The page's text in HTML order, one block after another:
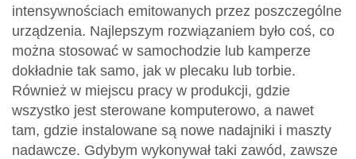
intensywnościach emitowanych przez poszczególne
urządzenia. Najlepszym rozwiązaniem było coś, co
można stosować w samochodzie lub kamperze
dokładnie tak samo, jak w plecaku lub torbie.
Również w miejscu pracy w produkcji, gdzie
wszystko jest sterowane komputerowo, a nawet
tam, gdzie instalowane są nowe nadajniki i maszty
nadawcze. Gdybym wykonywał taki zawód, zawsze